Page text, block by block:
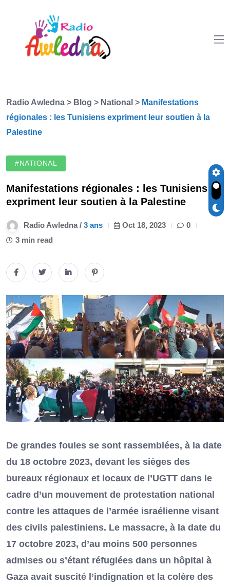
Radio Awledna > Blog > National > Manifestations
régionales : les Tunisiens expriment leur soutien à la
Palestine
#NATIONAL
Manifestations régionales : les Tunisiens
expriment leur soutien à la Palestine
Radio Awledna / 3 ans Oct 18, 2023
0
3 min read
De grandes foules se sont rassemblées, à la date
du 18 octobre 2023, devant les sièges des
bureaux régionaux et locaux de l’UGTT dans le
cadre d’un mouvement de protestation national
contre les attaques de l’armée israélienne visant
des civils palestiniens. Le massacre, à la date du
17 octobre 2023, d’au moins 500 personnes
admises ou s’étant réfugiées dans un hôpital à
Gaza avait suscité l’indignation et la colère des